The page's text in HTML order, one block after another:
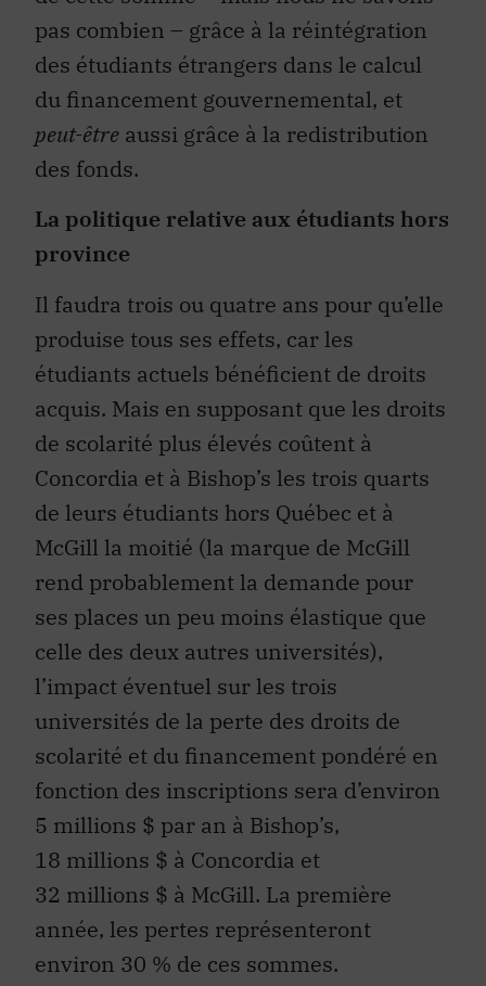
pas combien – grâce à la réintégration
des étudiants étrangers dans le calcul
du financement gouvernemental, et
peut-être
aussi grâce à la redistribution
des fonds.
La politique relative aux étudiants hors
province
Il faudra trois ou quatre ans pour qu’elle
produise tous ses effets, car les
étudiants actuels bénéficient de droits
acquis. Mais en supposant que les droits
de scolarité plus élevés coûtent à
Concordia et à Bishop’s les trois quarts
de leurs étudiants hors Québec et à
McGill la moitié (la marque de McGill
rend probablement la demande pour
ses places un peu moins élastique que
celle des deux autres universités),
l’impact éventuel sur les trois
universités de la perte des droits de
scolarité et du financement pondéré en
fonction des inscriptions sera d’environ
5 millions $ par an à Bishop’s,
18 millions $ à Concordia et
32 millions $ à McGill. La première
année, les pertes représenteront
environ 30 % de ces sommes.